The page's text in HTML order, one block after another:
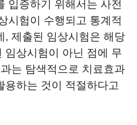
입증하기 위해서는 사전
시험이 수행되고 통계적
, 제출된 임상시험은 해당
임상시험이 아닌 점에 무
는 탐색적으로 치료효과
용하는 것이 적절하다고